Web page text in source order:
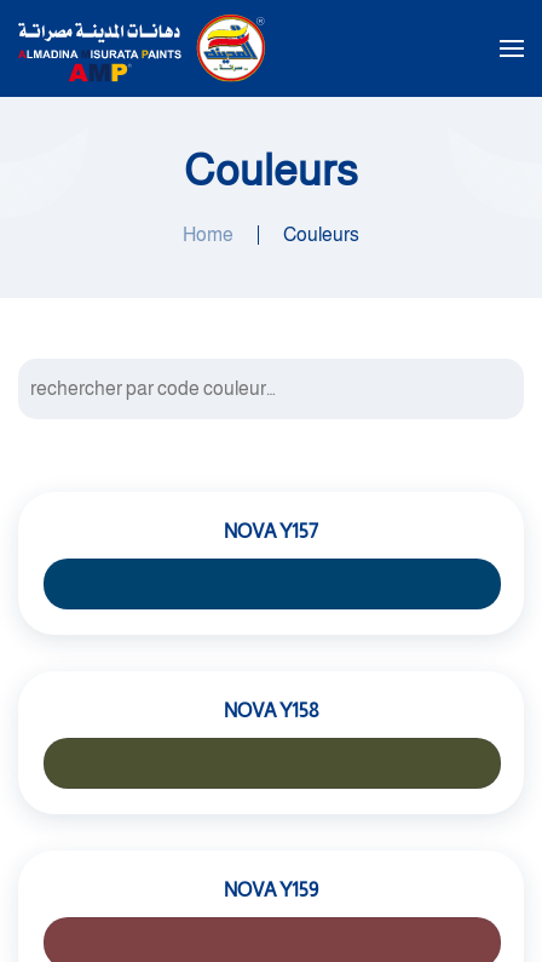
Passer au contenu principal
Couleurs
Home Couleurs
NOVA Y157
NOVA Y158
NOVA Y159